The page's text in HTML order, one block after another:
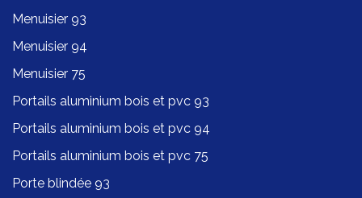
Menuisier 93
Menuisier 94
Menuisier 75
Portails aluminium bois et pvc 93
Portails aluminium bois et pvc 94
Portails aluminium bois et pvc 75
Porte blindée 93